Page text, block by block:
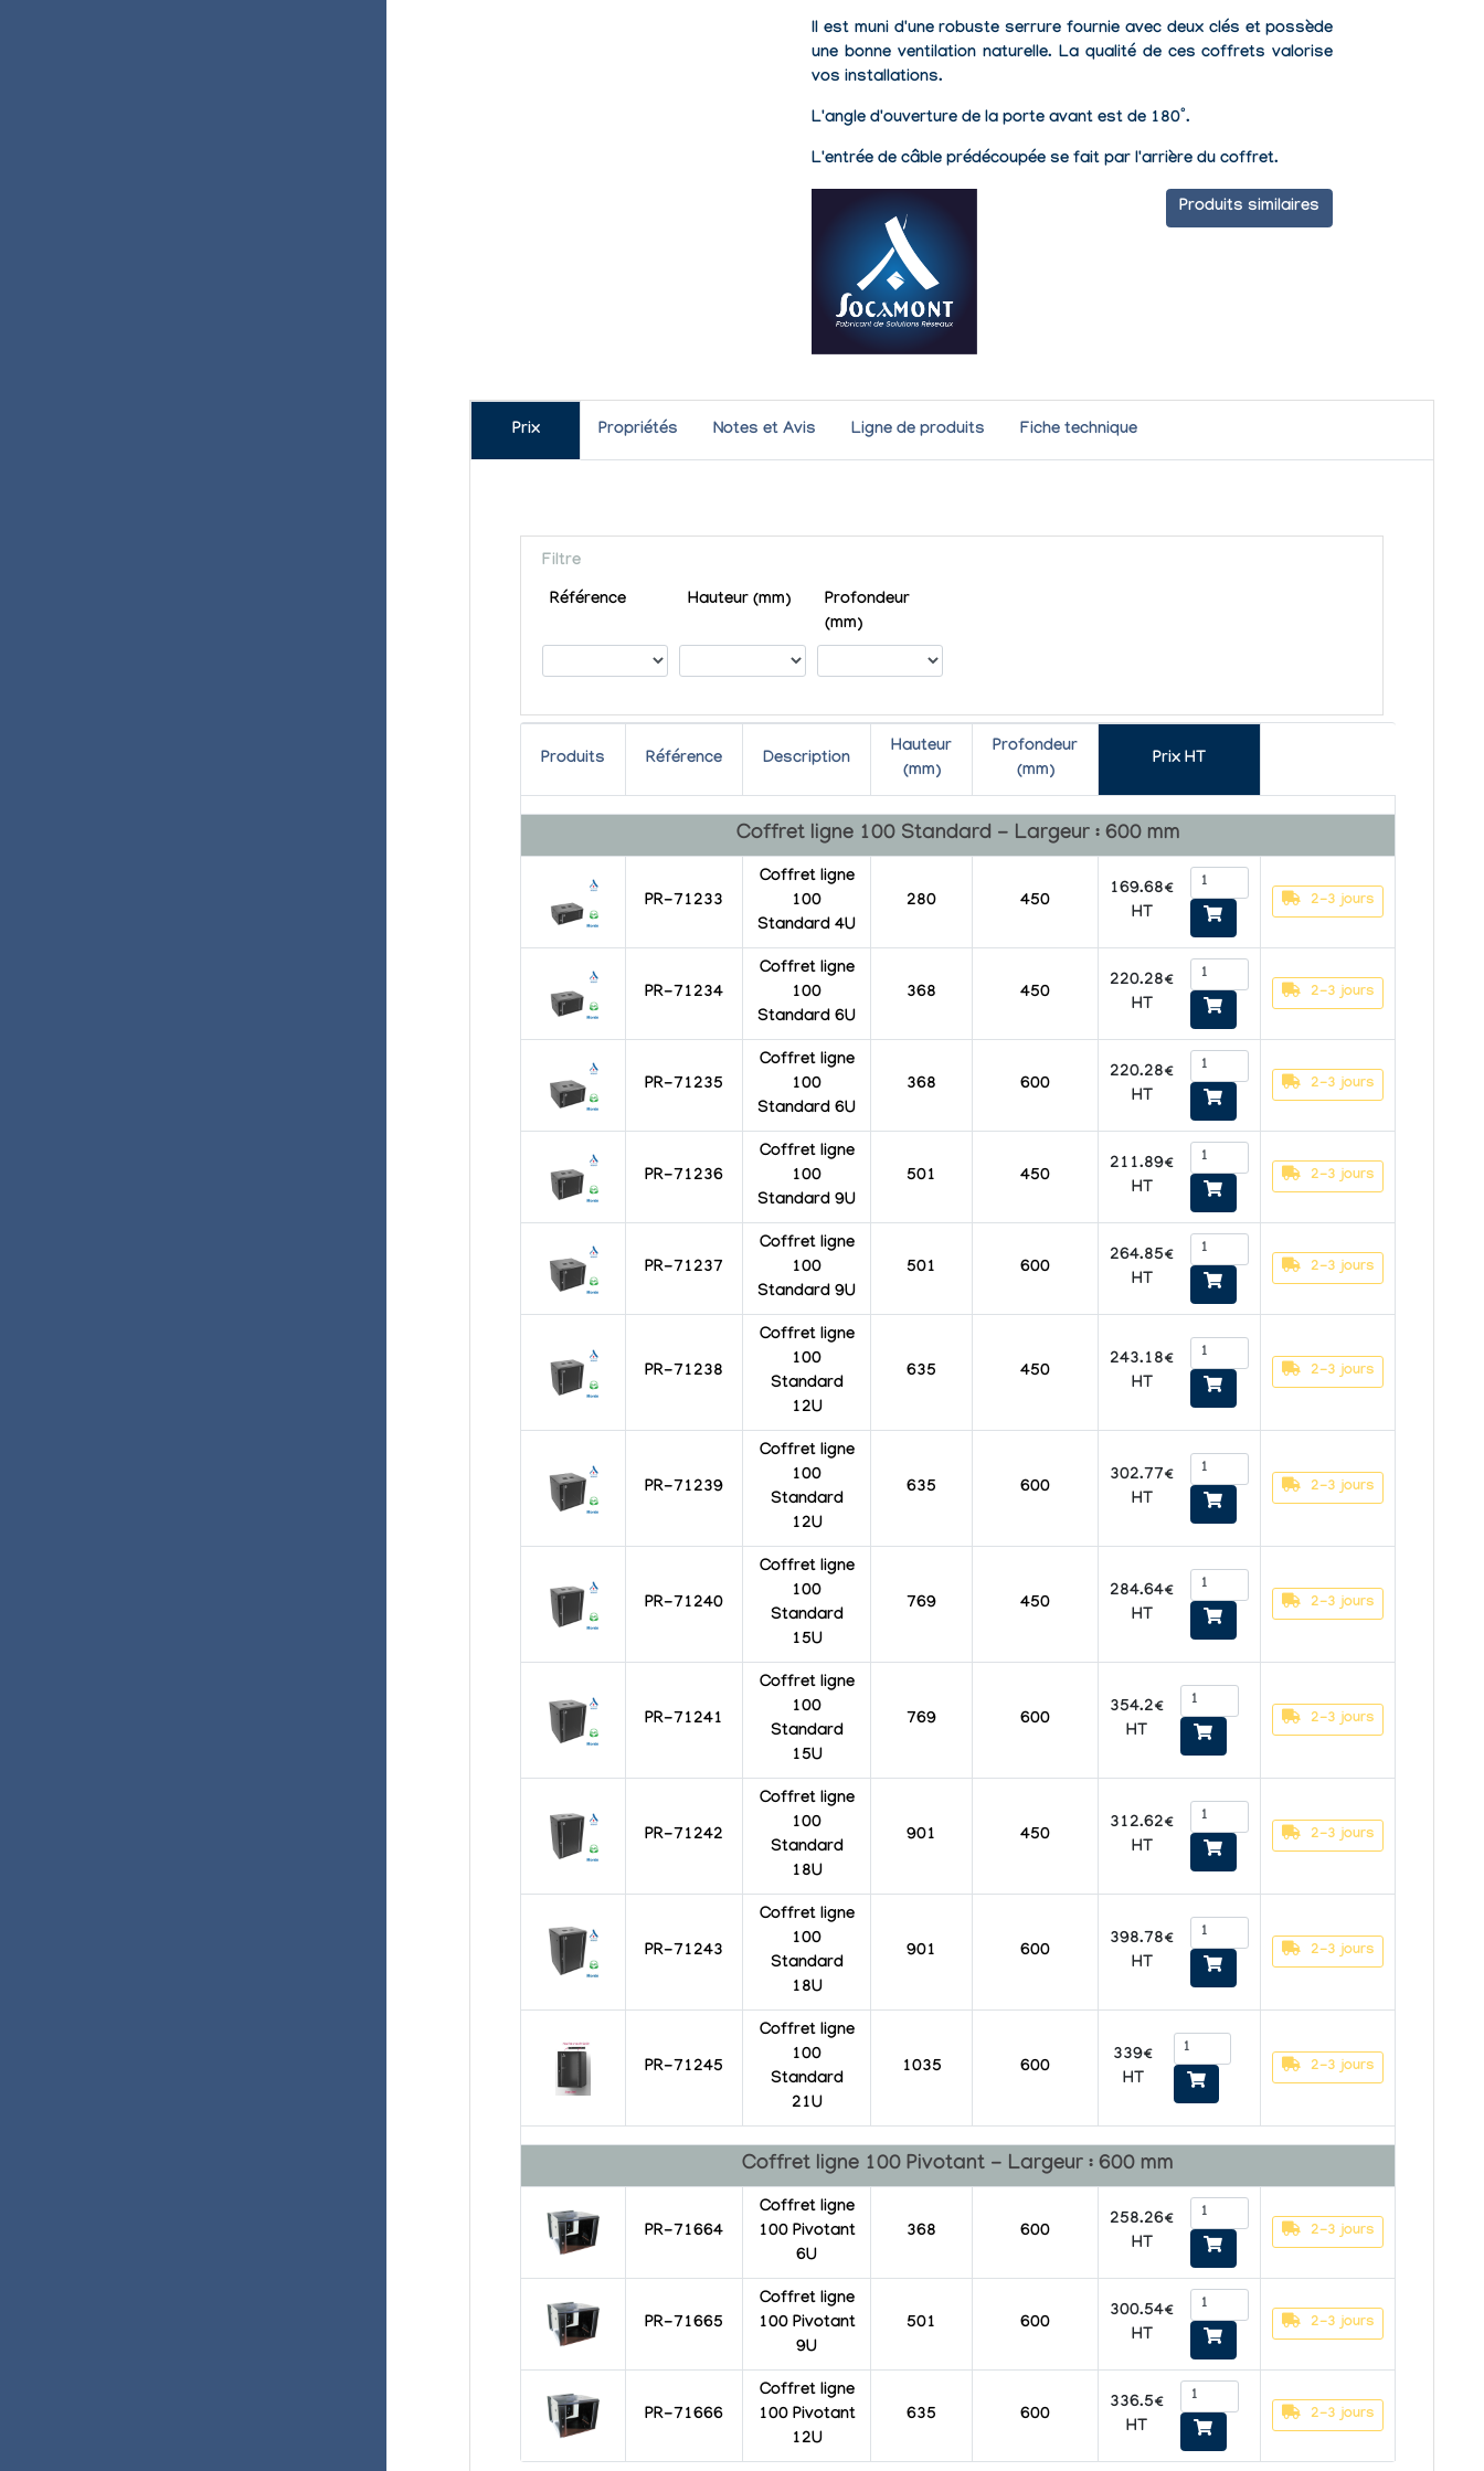
Il est muni d'unerobuste serrure fournie avec deux clés et possède
une bonne ventilation naturelle. La qualité de ces coffrets valorise
vos installations.
L'angle d'ouverture de la porte avant est de 180°.
L'entrée de câble prédécoupée se fait par l'arrière du coffret.
Produits similaires
Prix Propriétés Notes et Avis Ligne de produits Fiche technique
Filtre
Référence
Hauteur (mm)
Profondeur
(mm)
Produits Référence Description
Hauteur
(mm)
Profondeur
(mm)
Prix HT
Coffret ligne 100 Standard - Largeur : 600 mm
PR-71233
Coffret ligne
100
Standard 4U
280 450
169.68€
HT
2-3 jours
PR-71234
Coffret ligne
100
Standard 6U
368 450
220.28€
HT
2-3 jours
PR-71235
Coffret ligne
100
Standard 6U
368 600
220.28€
HT
2-3 jours
PR-71236
Coffret ligne
100
Standard 9U
501 450
211.89€
HT
2-3 jours
PR-71237
Coffret ligne
100
Standard 9U
501 600
264.85€
HT
2-3 jours
PR-71238
Coffret ligne
100
Standard
12U
635 450
243.18€
HT
2-3 jours
PR-71239
Coffret ligne
100
Standard
12U
635 600
302.77€
HT
2-3 jours
PR-71240
Coffret ligne
100
Standard
15U
769 450
284.64€
HT
2-3 jours
PR-71241
Coffret ligne
100
Standard
15U
769 600
354.2€
HT
2-3 jours
PR-71242
Coffret ligne
100
Standard
18U
901 450
312.62€
HT
2-3 jours
PR-71243
Coffret ligne
100
Standard
18U
901 600
398.78€
HT
2-3 jours
PR-71245
Coffret ligne
100
Standard
21U
1035 600
339€
HT
2-3 jours
Coffret ligne 100 Pivotant - Largeur : 600 mm
PR-71664
Coffret ligne
100 Pivotant
6U
368 600
258.26€
HT
2-3 jours
PR-71665
Coffret ligne
100 Pivotant
9U
501 600
300.54€
HT
2-3 jours
PR-71666
Coffret ligne
100 Pivotant
12U
635 600
336.5€
HT
2-3 jours